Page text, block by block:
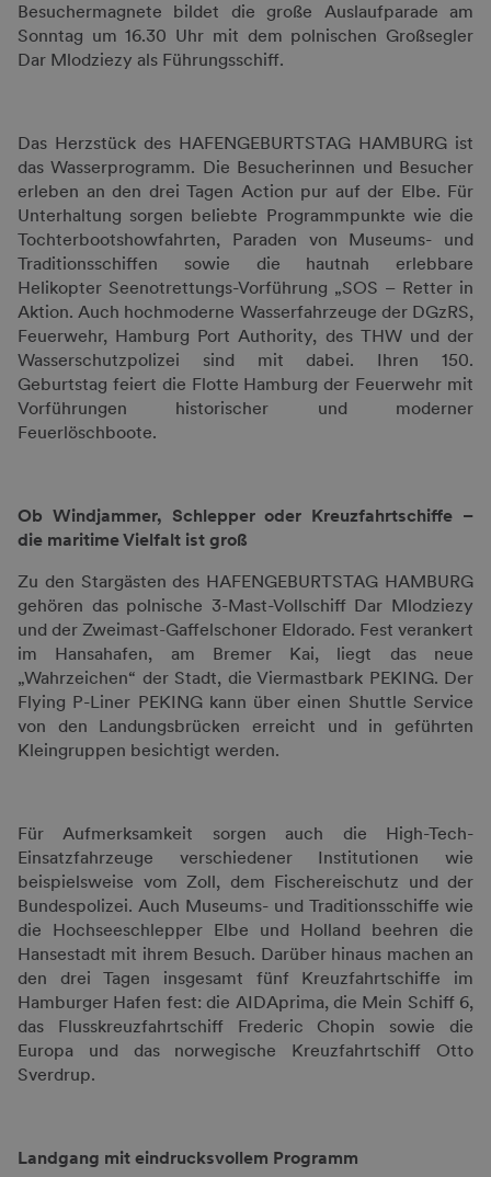
Besuchermagnete bildet die große Auslaufparade am
Sonntag um 16.30 Uhr mit dem polnischen Großsegler
Dar Mlodziezy als Führungsschiff.
Das Herzstück des HAFENGEBURTSTAG HAMBURG ist
das Wasserprogramm. Die Besucherinnen und Besucher
erleben an den drei Tagen Action pur auf der Elbe. Für
Unterhaltung sorgen beliebte Programmpunkte wie die
Tochterbootshowfahrten, Paraden von Museums- und
Traditionsschiffen sowie die hautnah erlebbare
Helikopter Seenotrettungs-Vorführung „SOS – Retter in
Aktion. Auch hochmoderne Wasserfahrzeuge der DGzRS,
Feuerwehr, Hamburg Port Authority, des THW und der
Wasserschutzpolizei sind mit dabei. Ihren 150.
Geburtstag feiert die Flotte Hamburg der Feuerwehr mit
Vorführungen historischer und moderner
Feuerlöschboote.
Ob Windjammer, Schlepper oder Kreuzfahrtschiffe –
die maritime Vielfalt ist groß
Zu den Stargästen des HAFENGEBURTSTAG HAMBURG
gehören das polnische 3-Mast-Vollschiff Dar Mlodziezy
und der Zweimast-Gaffelschoner Eldorado. Fest verankert
im Hansahafen, am Bremer Kai, liegt das neue
„Wahrzeichen“ der Stadt, die Viermastbark PEKING. Der
Flying P-Liner PEKING kann über einen Shuttle Service
von den Landungsbrücken erreicht und in geführten
Kleingruppen besichtigt werden.
Für Aufmerksamkeit sorgen auch die High-Tech-
Einsatzfahrzeuge verschiedener Institutionen wie
beispielsweise vom Zoll, dem Fischereischutz und der
Bundespolizei. Auch Museums- und Traditionsschiffe wie
die Hochseeschlepper Elbe und Holland beehren die
Hansestadt mit ihrem Besuch. Darüber hinaus machen an
den drei Tagen insgesamt fünf Kreuzfahrtschiffe im
Hamburger Hafen fest: die AIDAprima, die Mein Schiff 6,
das Flusskreuzfahrtschiff Frederic Chopin sowie die
Europa und das norwegische Kreuzfahrtschiff Otto
Sverdrup.
Landgang mit eindrucksvollem Programm